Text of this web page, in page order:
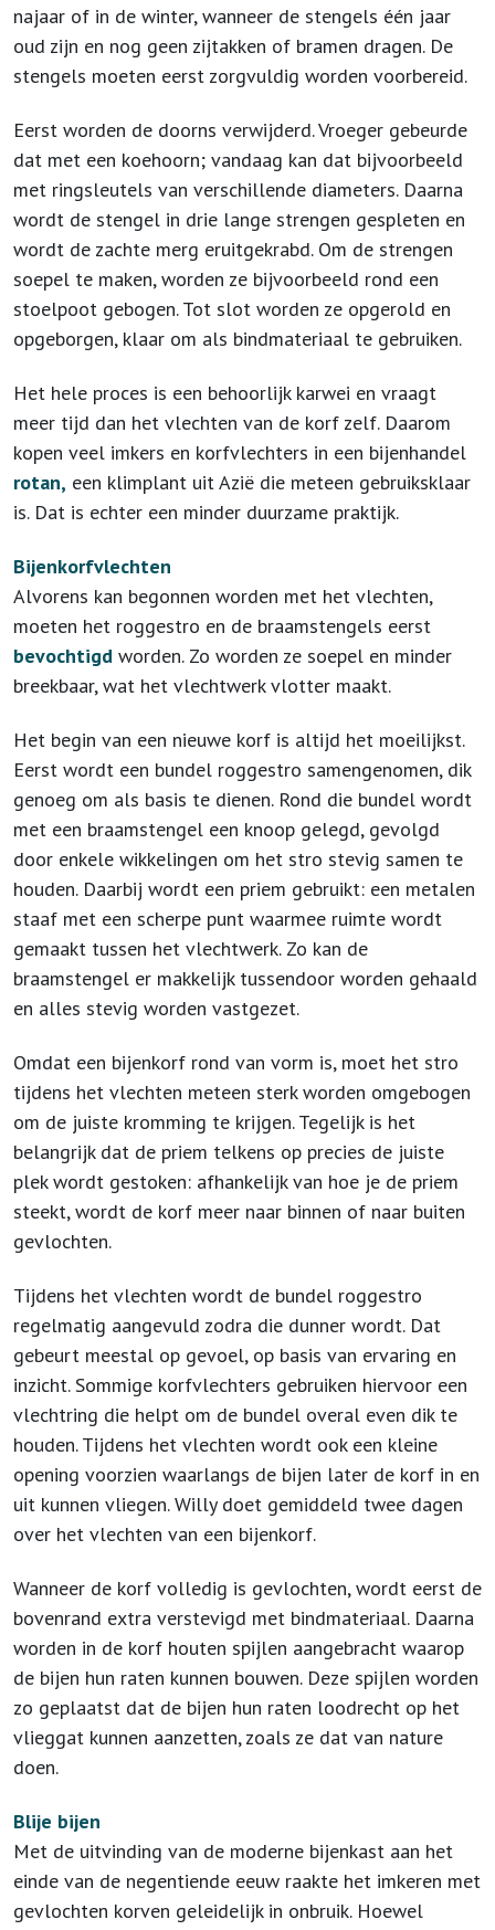
najaar of in de winter, wanneer de stengels één jaar
oud zijn en nog geen zijtakken of bramen dragen. De
stengels moeten eerst zorgvuldig worden voorbereid.
Eerst worden de doorns verwijderd. Vroeger gebeurde
dat met een koehoorn; vandaag kan dat bijvoorbeeld
met ringsleutels van verschillende diameters. Daarna
wordt de stengel in drie lange strengen gespleten en
wordt de zachte merg eruitgekrabd. Om de strengen
soepel te maken, worden ze bijvoorbeeld rond een
stoelpoot gebogen. Tot slot worden ze opgerold en
opgeborgen, klaar om als bindmateriaal te gebruiken.
Het hele proces is een behoorlijk karwei en vraagt
meer tijd dan het vlechten van de korf zelf. Daarom
kopen veel imkers en korfvlechters in een bijenhandel
rotan, een klimplant uit Azië die meteen gebruiksklaar
is.Dat is echter een minder duurzame praktijk.
Bijenkorfvlechten
Alvorens kan begonnen worden met het vlechten,
moeten het roggestro en de braamstengels eerst
bevochtigd worden. Zo worden ze soepel en minder
breekbaar, wat het vlechtwerk vlotter maakt.
Het begin van een nieuwe korf is altijd het moeilijkst.
Eerst wordt een bundel roggestro samengenomen, dik
genoeg om als basis te dienen. Rond die bundel wordt
met een braamstengel een knoop gelegd, gevolgd
door enkele wikkelingen om het stro stevig samen te
houden. Daarbij wordt een priem gebruikt: een metalen
staaf met een scherpe punt waarmee ruimte wordt
gemaakt tussen het vlechtwerk. Zo kan de
braamstengel er makkelijk tussendoor worden gehaald
en alles stevig worden vastgezet.
Omdat een bijenkorf rond van vorm is, moet het stro
tijdens het vlechten meteen sterk worden omgebogen
om de juiste kromming te krijgen. Tegelijk is het
belangrijk dat de priem telkens op precies de juiste
plek wordt gestoken: afhankelijk van hoe je de priem
steekt, wordt de korf meer naar binnen of naar buiten
gevlochten.
Tijdens het vlechten wordt de bundel roggestro
regelmatig aangevuld zodra die dunner wordt. Dat
gebeurt meestal op gevoel, op basis van ervaring en
inzicht. Sommige korfvlechters gebruiken hiervoor een
vlechtring die helpt om de bundel overal even dik te
houden. Tijdens het vlechten wordt ook een kleine
opening voorzien waarlangs de bijen later de korf in en
uit kunnen vliegen. Willy doet gemiddeld twee dagen
over het vlechten van een bijenkorf.
Wanneer de korf volledig is gevlochten, wordt eerst de
bovenrand extra verstevigd met bindmateriaal. Daarna
worden in de korf houten spijlen aangebracht waarop
de bijen hun raten kunnen bouwen. Deze spijlen worden
zo geplaatst dat de bijen hun raten loodrecht op het
vlieggat kunnen aanzetten, zoals ze dat van nature
doen.
Blije bijen
Met de uitvinding van de moderne bijenkast aan het
einde van de negentiende eeuw raakte het imkeren met
gevlochten korven geleidelijk in onbruik. Hoewel